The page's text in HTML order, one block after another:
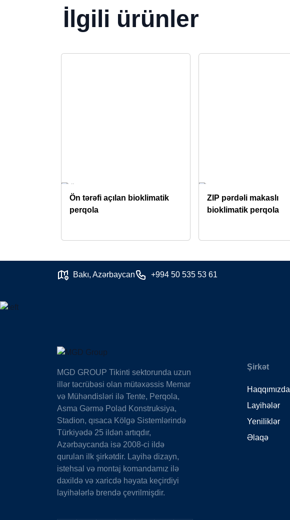
İlgili ürünler
Ön tərəfi açılan bioklimatik
perqola
ZIP pərdəli makaslı
bioklimatik perqola
Bakı, Azərbaycan +994 50 535 53 61
MGD GROUP Tikinti sektorunda uzun
illər təcrübəsi olan mütəxəssis Memar
və Mühəndisləri ilə Tente, Perqola,
Asma Gərmə Polad Konstruksiya,
Stadion, qısaca Kölgə Sistemlərində
Türkiyədə 25 ildən artıqdır,
Azərbaycanda isə 2008-ci ildə
qurulan ilk şirkətdir. Layihə dizayn,
istehsal və montaj komandamız ilə
daxildə və xaricdə həyata keçirdiyi
layihələrlə brendə çevrilmişdir.
Şirkət
Haqqımızda
Layihələr
Yeniliklər
Əlaqə